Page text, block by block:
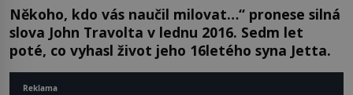
Někoho, kdo vás naučil milovat…“ pronese silná
slova John Travolta v lednu 2016. Sedm let
poté, co vyhasl život jeho 16letého syna Jetta.
Reklama